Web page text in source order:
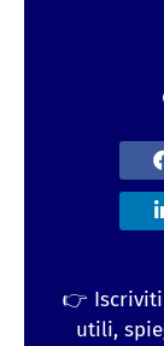
👉 Iscriviti
utili,